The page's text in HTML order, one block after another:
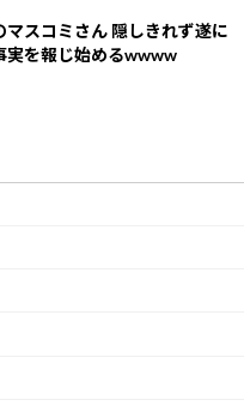
マスコミさん 隠しきれず遂に
実を報じ始めるwwww